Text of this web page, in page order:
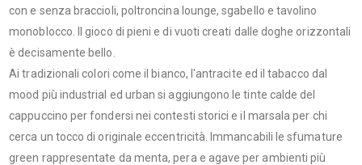
con e senza braccioli, poltroncina lounge, sgabello e tavolino
monoblocco. Il gioco di pieni e di vuoti creati dalle doghe orizzontali
è decisamente bello.
Ai tradizionali colori come il bianco, l'antracite ed il tabacco dal
mood più industrial ed urban si aggiungono le tinte calde del
cappuccino per fondersi nei contesti storici e il marsala per chi
cerca un tocco di originale eccentricità.‎ Immancabili le sfumature
green rappresentate da menta, pera e agave per ambienti più